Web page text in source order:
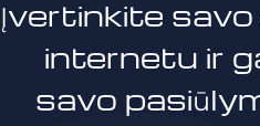
Įvertinkite
internetu ir
savo